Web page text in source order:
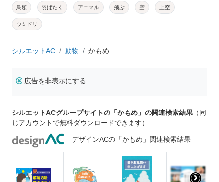
鳥類 羽ばたく アニマル 飛ぶ 空 上空
ウミドリ
シルエットAC 動物 かもめ
広告を非表示にする
シルエットACグループサイトの「かもめ」の関連検索結果 （同
じアカウントで無料ダウンロードできます）
デザインACの「かもめ」関連検索結果